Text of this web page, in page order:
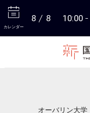
カレンダー
8 8 10:00
オーバリン大